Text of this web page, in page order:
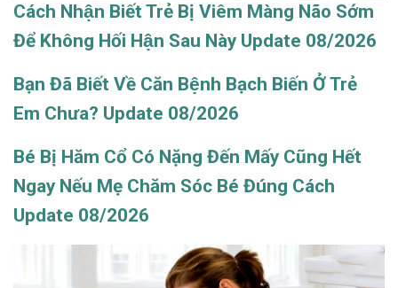
Cách Nhận Biết Trẻ Bị Viêm Màng Não Sớm
Để Không Hối Hận Sau Này Update 08/2026
Bạn Đã Biết Về Căn Bệnh Bạch Biến Ở Trẻ
Em Chưa? Update 08/2026
Bé Bị Hăm Cổ Có Nặng Đến Mấy Cũng Hết
Ngay Nếu Mẹ Chăm Sóc Bé Đúng Cách
Update 08/2026